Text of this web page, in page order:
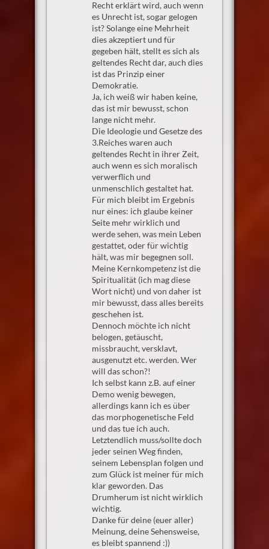
Recht erklärt wird, auch wenn
es Unrecht ist, sogar gelogen
ist? Solange eine Mehrheit
dies akzeptiert und für
gegeben hält, stellt es sich als
geltendes Recht dar, auch dies
ist das Prinzip einer
Demokratie.
Ja, ich weiß wir haben keine,
das ist mir bewusst, schon
lange nicht mehr.
Die Ideologie und Gesetze des
3.Reiches waren auch
geltendes Recht in ihrer Zeit,
auch wenn es sich moralisch
verwerflich und
unmenschlich gestaltet hat.
Für mich bleibt im Ergebnis
nur eines: ich glaube keiner
Seite mehr wirklich und
werde sehen, was mein Leben
gestattet, oder für wichtig
hält, was mir begegnen soll.
Meine Kernkompetenz ist die
Spiritualität (ich mag diese
Wort nicht) und von daher ist
mir bewusst, dass alles bereits
geschehen ist.
Dennoch möchte ich nicht
belogen, getäuscht,
missbraucht, versklavt,
ausgenutzt etc. werden. Wer
will das schon?!
Ich selbst kann z.B. auf einer
Demo wenig bewegen,
allerdings kann ich es über
das morphogenetische Feld
und das tue ich auch.
Letztendlich muss/sollte doch
jeder seinen Weg finden,
seinem Lebensplan folgen und
zum Glück ist meiner für mich
klar geworden. Das
Drumherum ist nicht wirklich
wichtig.
Danke für deine (euer aller)
Meinung, deine Sehensweise,
es bleibt spannend :))